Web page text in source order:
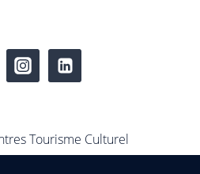
Tourisme Culturel